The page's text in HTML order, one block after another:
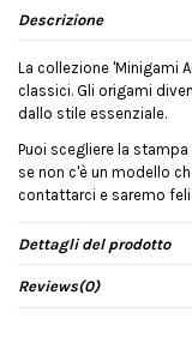
Descrizione
La collezione 'Minigami
classici. Gli origami
dallo stile essenziale.
Puoi scegliere la
se non c'è un modello
contattarci e saremo
Dettagli del prodotto
Reviews(0)